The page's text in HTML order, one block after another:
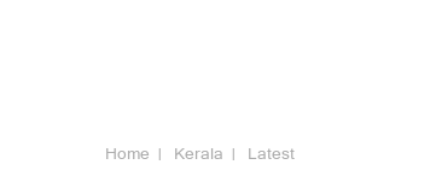
Home Kerala Latest